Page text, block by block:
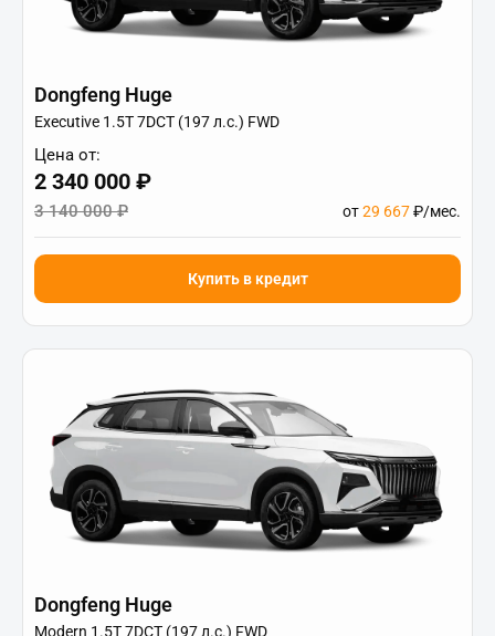
Dongfeng Huge
Executive 1.5T 7DCT (197 л.с.) FWD
Цена от:
2 340 000 ₽
3 140 000 ₽ от29 667₽/мес.
Купить в кредит
Dongfeng Huge
Modern 1.5T 7DCT (197 л.с.) FWD